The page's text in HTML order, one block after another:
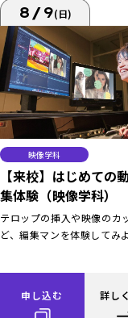
8/9(日)
映像学科
【来校】はじめての
集体験（映像学科）
テロップの挿入や映像のカ
ど、編集マンを体験してみ
申し込む 詳し